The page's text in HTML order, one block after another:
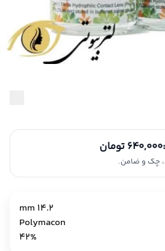
640,000 تومان
14.2 mm
Polymacon
42%